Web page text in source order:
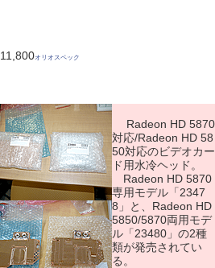
11,800オリオスペック
Radeon HD 5870
対応/Radeon HD 58
50対応のビデオカー
ド用水冷ヘッド。
Radeon HD 5870
専用モデル「2347
8」と、Radeon HD
5850/5870両用モデ
ル「23480」の2種
類が発売されてい
る。